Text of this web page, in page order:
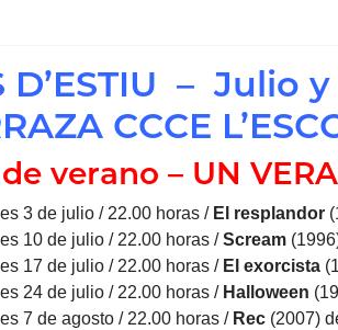
D’ESTIU – Julio
CCCE
verano – UN
3 de julio / 22.00 horas / El resplandor
10 de julio / 22.00 horas /Scream
17 de julio / 22.00 horas / El exorcista
24 de julio / 22.00 horas / Halloween
7 de agosto / 22.00 horas / Rec (2007)